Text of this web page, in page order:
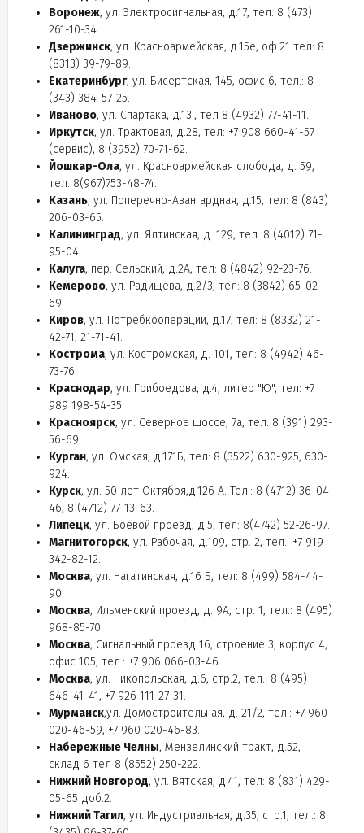
Воронеж, ул. Электросигнальная, д.17, тел: 8 (473)
261-10-34.
Дзержинск, ул. Красноармейская, д.15е, оф.21 тел: 8
(8313) 39-79-89.
Екатеринбург, ул. Бисертская, 145, офис 6, тел.: 8
(343) 384-57-25.
Иваново, ул. Спартака, д.13., тел 8 (4932) 77-41-11.
Иркутск, ул. Трактовая, д.28, тел: +7 908 660-41-57
(сервис), 8 (3952) 70-71-62.
Йошкар-Ола, ул. Красноармейская слобода, д. 59,
тел. 8(967)753-48-74.
Казань, ул. Поперечно-Авангардная, д.15, тел: 8 (843)
206-03-65.
Калининград, ул. Ялтинская, д. 129, тел: 8 (4012) 71-
95-04.
Калуга, пер. Сельский, д.2А, тел: 8 (4842) 92-23-76.
Кемерово, ул. Радищева, д.2/3, тел: 8 (3842) 65-02-
69.
Киров, ул. Потребкооперации, д.17, тел: 8 (8332) 21-
42-71, 21-71-41.
Кострома, ул. Костромская, д. 101, тел: 8 (4942) 46-
73-76.
Краснодар, ул. Грибоедова, д.4, литер "Ю", тел: +7
989 198-54-35.
Красноярск, ул. Северное шоссе, 7а, тел: 8 (391) 293-
56-69.
Курган, ул. Омская, д.171Б, тел: 8 (3522) 630-925, 630-
924.
Курск, ул. 50 лет Октября,д.126 А. Тел.: 8 (4712) 36-04-
46, 8 (4712) 77-13-63.
Липецк, ул. Боевой проезд, д.5, тел: 8(4742) 52-26-97.
Магнитогорск, ул. Рабочая, д.109, стр. 2, тел.: +7 919
342-82-12.
Москва, ул. Нагатинская, д.16 Б, тел: 8 (499) 584-44-
90.
Москва, Ильменский проезд, д. 9А, стр. 1, тел.: 8 (495)
968-85-70.
Москва, Сигнальный проезд 16, строение 3, корпус 4,
офис 105, тел.: +7 906 066-03-46.
Москва, ул. Никопольская, д.6, стр.2, тел.: 8 (495)
646-41-41, +7 926 111-27-31.
Мурманск,ул. Домостроительная, д. 21/2, тел.: +7 960
020-46-59, +7 960 020-46-83.
Набережные Челны, Мензелинский тракт, д.52,
склад 6 тел 8 (8552) 250-222.
Нижний Новгород, ул. Вятская, д.41, тел: 8 (831) 429-
05-65 доб.2.
Нижний Тагил, ул. Индустриальная, д.35, стр.1, тел.: 8